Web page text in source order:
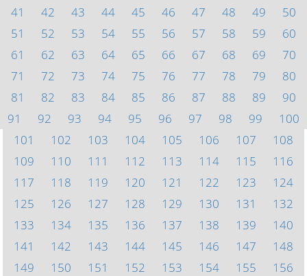
41
42 43 44 45 46 47 48 49
50
51
52 53 54 55 56 57 58 59
60
61
62 63 64 65 66 67 68 69
70
71
72 73 74 75 76 77 78 79
80
81
82 83 84 85 86 87 88 89
90
91
92 93 94 95 96 97 98 99
100
101
102 103 104 105 106 107
108
109
110 111 112 113 114 115
116
117
118 119 120 121 122 123
124
125
126 127 128 129 130 131
132
133
134 135 136 137 138 139
140
141
142 143 144 145 146 147
148
149
150 151 152 153 154 155
156